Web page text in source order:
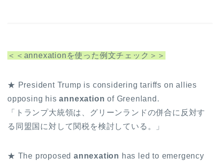
＜＜annexationを使った例文チェック＞＞
★ President Trump is considering tariffs on allies
opposing hisannexation of Greenland.
「トランプ大統領は、グリーンランドの併合に反対す
る同盟国に対して関税を検討している。」
★ The proposed annexation has led to emergency